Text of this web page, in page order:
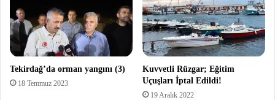
Tekirdağ’da orman yangını (3)
18 Temmuz 2023
Kuvvetli Rüzgar; Eğitim
Uçuşları İptal Edildi!
19 Aralık 2022